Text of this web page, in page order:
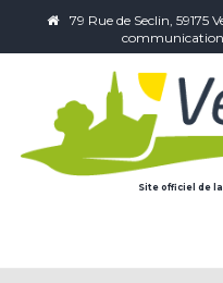
79 Rue de Seclin, 59175
Site officiel de